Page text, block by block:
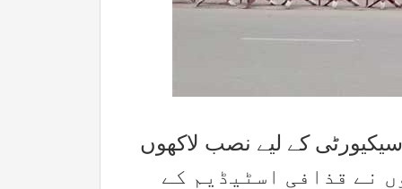
کے لیے نصب لاکھوں
چوروں نے قذافی اسٹیڈیم کے